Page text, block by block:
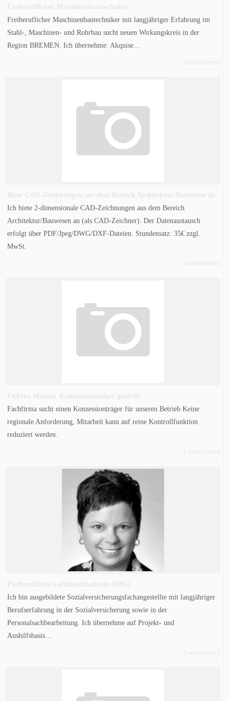
Freiberuflicher Maschinenbautechnker
Freiberuflicher Maschinenbautechniker mit langjähriger Erfahrung im
Stahl-, Maschinen- und Rohrbau sucht neuen Wirkungskreis in der
Region BREMEN. Ich übernehme: Akquise…
[weiterlesen]
Biete CAD-Zeichnungen aus dem Bereich Architektur/Bauwesen an
Ich biete 2-dimensionale CAD-Zeichnungen aus dem Bereich
Architektur/Bauwesen an (als CAD-Zeichner). Der Datenaustausch
erfolgt über PDF/Jpeg/DWG/DXF-Dateien. Stundensatz: 35€ zzgl.
MwSt.
[weiterlesen]
Elektro-Meister, Konzessionsträger gesucht
Fachfirma sucht einen Konzessionträger für unseren Betrieb Keine
regionale Anforderung, Mitarbeit kann auf reine Kontrollfunktion
reduziert werden.
[weiterlesen]
Freiberufliche Lohnbuchhalterin (IHK)
Ich bin ausgebildete Sozialversicherungsfachangestellte mit langjähriger
Berufserfahrung in der Sozialversicherung sowie in der
Personalsachbearbeitung. Ich übernehme auf Projekt- und
Aushilfsbasis…
[weiterlesen]